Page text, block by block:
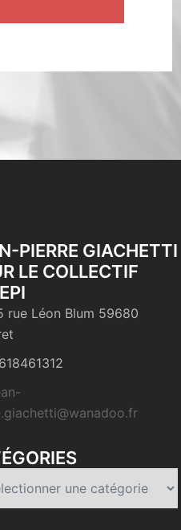
PIERRE GIACHETTI
LE COLLECTIF
rue Léon Blum 59680